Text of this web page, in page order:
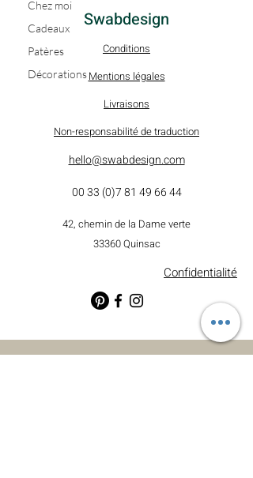
Chez moi
Cadeaux
Patères
Décorations
Swabdesign
Conditions
Mentions légales
Livraisons
Non-responsabilité de traduction
hello@swabdesign.com
00 33 (0)7 81 49 66 44
42, chemin de la Dame verte
33360 Quinsac
Confidentialité